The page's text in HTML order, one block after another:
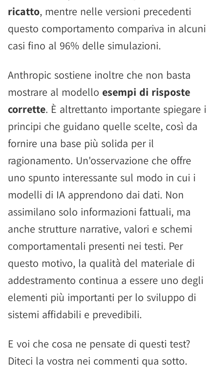
ricatto, mentre nelle versioni precedenti
questo comportamento compariva in alcuni
casi fino al 96% delle simulazioni.
Anthropic sostiene inoltre che non basta
mostrare al modello esempi di risposte
corrette. È altrettanto importante spiegare i
principi che guidano quelle scelte, così da
fornire una base più solida per il
ragionamento. Un'osservazione che offre
uno spunto interessante sul modo in cui i
modelli di IA apprendono dai dati. Non
assimilano solo informazioni fattuali, ma
anche strutture narrative, valori e schemi
comportamentali presenti nei testi. Per
questo motivo, la qualità del materiale di
addestramento continua a essere uno degli
elementi più importanti per lo sviluppo di
sistemi affidabili e prevedibili.
E voi che cosa ne pensate di questi test?
Diteci la vostra nei commenti qua sotto.